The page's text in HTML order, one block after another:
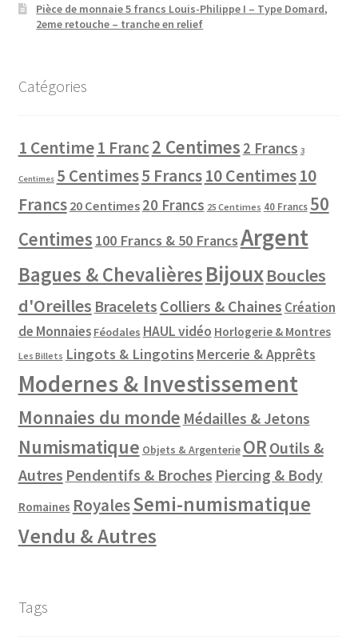
Pièce de monnaie 5 francs Louis-Philippe I – Type Domard,
2eme retouche – tranche en relief
Catégories
1 Centime1 Franc2 Centimes 2 Francs 3
Centimes 5 Centimes5 Francs10 Centimes10
Francs 20 Centimes 20 Francs 25 Centimes 40 Francs 50
Centimes 100 Francs & 50 FrancsArgent
Bagues & ChevalièresBijouxBoucles
d'Oreilles Bracelets Colliers & Chaines Création
de Monnaies Féodales HAUL vidéo Horlogerie & Montres
Les Billets Lingots & Lingotins Mercerie & Apprêts
Modernes & Investissement
Monnaies du monde Médailles & Jetons
Numismatique Objets & Argenterie OR Outils &
Autres Pendentifs & Broches Piercing & Body
Romaines RoyalesSemi-numismatique
Vendu & Autres
Tags